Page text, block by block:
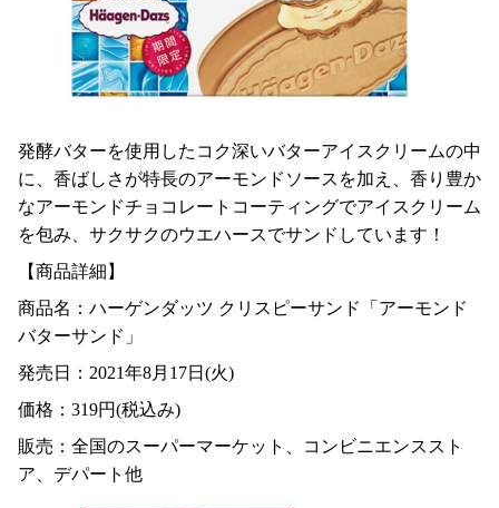
発酵バターを使用したコク深いバターアイスクリームの中
に、香ばしさが特長のアーモンドソースを加え、香り豊か
なアーモンドチョコレートコーティングでアイスクリーム
を包み、サクサクのウエハースでサンドしています！
【商品詳細】
商品名：ハーゲンダッツ クリスピーサンド「アーモンド
バターサンド」
発売日：2021年8月17日(火)
価格：319円(税込み)
販売：全国のスーパーマーケット、コンビニエンススト
ア、デパート他